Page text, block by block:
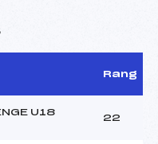
Rang
U18
22